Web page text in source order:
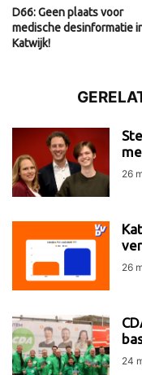
D66: Geen plaats voor
medische desinformatie
Katwijk!
26
26
24